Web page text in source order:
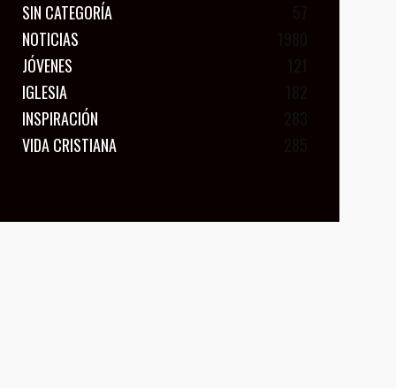
SIN CATEGORÍA
NOTICIAS
JÓVENES
IGLESIA
INSPIRACIÓN
VIDA CRISTIANA